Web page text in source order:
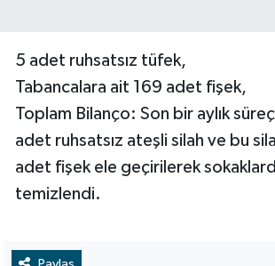
​5 adet ruhsatsız tüfek,
​Tabancalara ait 169 adet fişek,
​Toplam Bilanço: Son bir aylık
adet ruhsatsız ateşli silah ve bu
adet fişek ele geçirilerek
temizlendi.